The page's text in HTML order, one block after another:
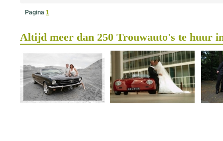
Pagina 1
Altijd meer dan 250 Trouwauto's te huur